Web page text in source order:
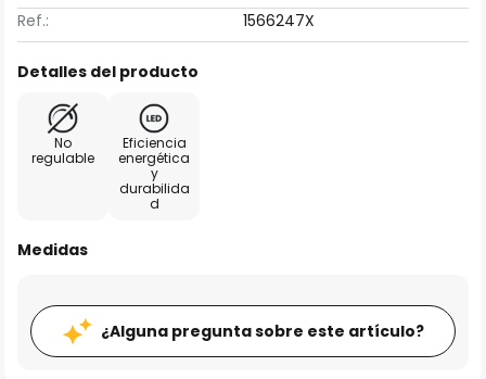
Ref.:
1566247X
Detalles del producto
No
regulable
Eficiencia
energética
y
durabilida
d
Medidas
¿Alguna pregunta sobre este artículo?